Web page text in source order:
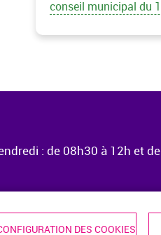
conseil municipal du
: de 08h30 à 12h et de
DES COOKIES